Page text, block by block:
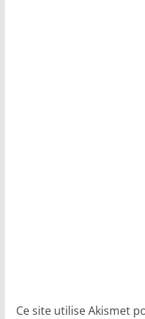
Ce site utilise Akismet